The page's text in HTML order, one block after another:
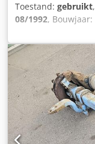
Toestand: gebruikt
08/1992, Bouwjaar:
Cjdpfx Aszrr S Tek
AANHANGWAGENS.